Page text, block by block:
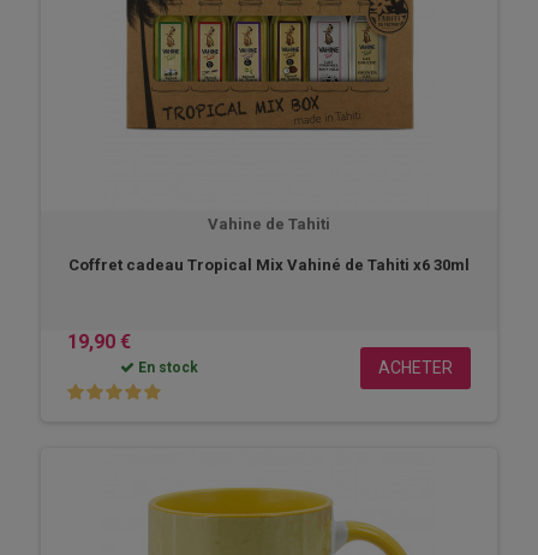
Vahine de Tahiti
Coffret cadeau Tropical Mix Vahiné de Tahiti x6 30ml
19,90 €
En stock ACHETER